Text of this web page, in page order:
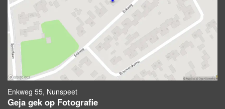
Enkweg 55, Nunspeet
Geja gek op Fotografie